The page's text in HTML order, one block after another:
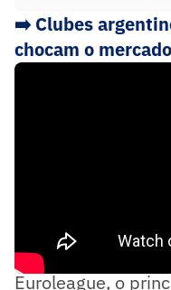
➡️ Clubes
chocam o
Adam Silver
Euroleague, o